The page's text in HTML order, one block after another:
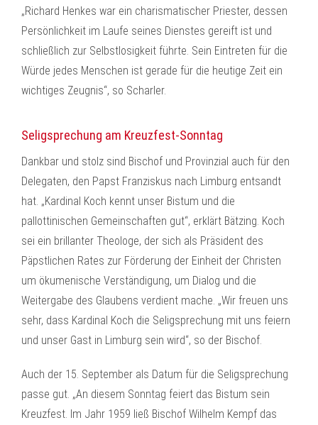
„Richard Henkes war ein charismatischer Priester, dessen
Persönlichkeit im Laufe seines Dienstes gereift ist und
schließlich zur Selbstlosigkeit führte. Sein Eintreten für die
Würde jedes Menschen ist gerade für die heutige Zeit ein
wichtiges Zeugnis“, so Scharler.
Seligsprechung am Kreuzfest-Sonntag
Dankbar und stolz sind Bischof und Provinzial auch für den
Delegaten, den Papst Franziskus nach Limburg entsandt
hat. „Kardinal Koch kennt unser Bistum und die
pallottinischen Gemeinschaften gut“, erklärt Bätzing. Koch
sei ein brillanter Theologe, der sich als Präsident des
Päpstlichen Rates zur Förderung der Einheit der Christen
um ökumenische Verständigung, um Dialog und die
Weitergabe des Glaubens verdient mache. „Wir freuen uns
sehr, dass Kardinal Koch die Seligsprechung mit uns feiern
und unser Gast in Limburg sein wird“, so der Bischof.
Auch der 15. September als Datum für die Seligsprechung
passe gut. „An diesem Sonntag feiert das Bistum sein
Kreuzfest. Im Jahr 1959 ließ Bischof Wilhelm Kempf das